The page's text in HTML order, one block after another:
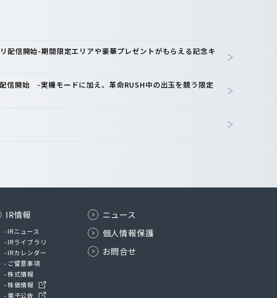
配信開始-期間限定エリアや豪華プレゼントがもらえる記念キ
信開始 -実機モードに加え、革命RUSH中の出玉を競う限定
IR情報
IRニュース
IRライブラリ
IRカレンダー
ご留意事項
株式情報
株価情報
電子公告
ニュース
個人情報保護
お問合せ